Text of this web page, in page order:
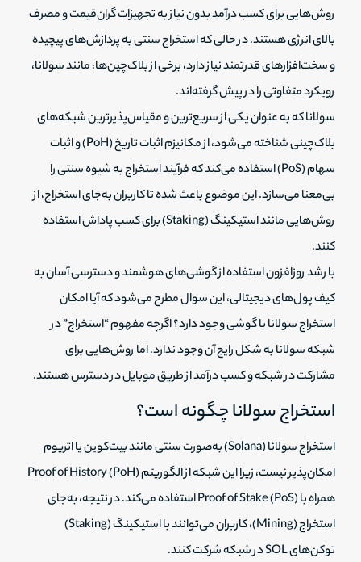
روش‌هایی برای کسب درآمد بدون نیاز به تجهیزات گران‌قیمت و مصرف
بالای انرژی هستند. در حالی که استخراج سنتی به پردازش‌های پیچیده
و سخت‌افزارهای قدرتمند نیاز دارد، برخی از بلاک‌چین‌ها، مانند سولانا،
رویکرد متفاوتی را در پیش گرفته‌اند.
سولانا که به عنوان یکی از سریع‌ترین و مقیاس‌پذیرترین شبکه‌های
بلاک‌چینی شناخته می‌شود، از مکانیزم اثبات تاریخ (PoH) و اثبات
سهام (PoS) استفاده می‌کند که فرآیند استخراج به شیوه سنتی را
بی‌معنا می‌سازد. این موضوع باعث شده تا کاربران به‌جای استخراج، از
روش‌هایی مانند استیکینگ (Staking) برای کسب پاداش استفاده
کنند.
با رشد روزافزون استفاده از گوشی‌های هوشمند و دسترسی آسان به
کیف پول‌های دیجیتالی، این سوال مطرح می‌شود که آیا امکان
استخراج سولانا با گوشی وجود دارد؟ اگرچه مفهوم “استخراج” در
شبکه سولانا به شکل رایج آن وجود ندارد، اما روش‌هایی برای
مشارکت در شبکه و کسب درآمد از طریق موبایل در دسترس هستند.
استخراج سولانا چگونه است؟
استخراج سولانا (Solana) به‌صورت سنتی مانند بیت‌کوین یا اتریوم
امکان‌پذیر نیست، زیرا این شبکه از الگوریتم Proof of History (PoH)
همراه با Proof of Stake (PoS) استفاده می‌کند. در نتیجه، به‌جای
استخراج (Mining)، کاربران می‌توانند با استیکینگ (Staking)
توکن‌های SOL در شبکه شرکت کنند.